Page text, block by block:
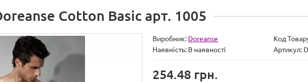
Cotton Basic арт. 1005
Виробник: Doreanse Код
Наявність: В наявності Артикул:
254.48 грн.